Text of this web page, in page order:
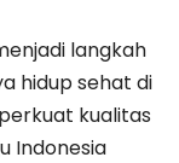
langkah
hidup sehat di
kualitas
Indonesia